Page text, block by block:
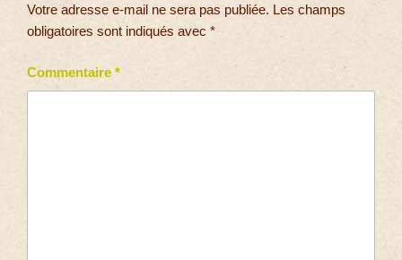
Votre adresse e-mail ne sera pas publiée. Les champs
obligatoires sont indiqués avec *
Commentaire *